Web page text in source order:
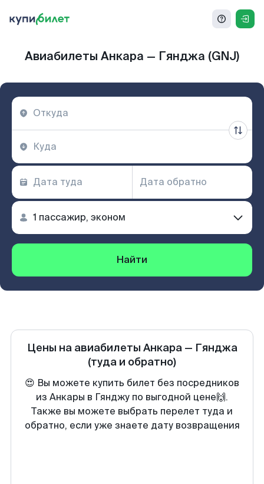
Авиабилеты Анкара — Гянджа (GNJ)
Найти
Цены на авиабилеты Анкара— Гянджа
(туда и обратно)
😍 Вы можете купить билет без посредников
из Анкары в Гянджу по выгодной цене🙌.
Также вы можете выбрать перелет туда и
обратно, если уже знаете дату возвращения